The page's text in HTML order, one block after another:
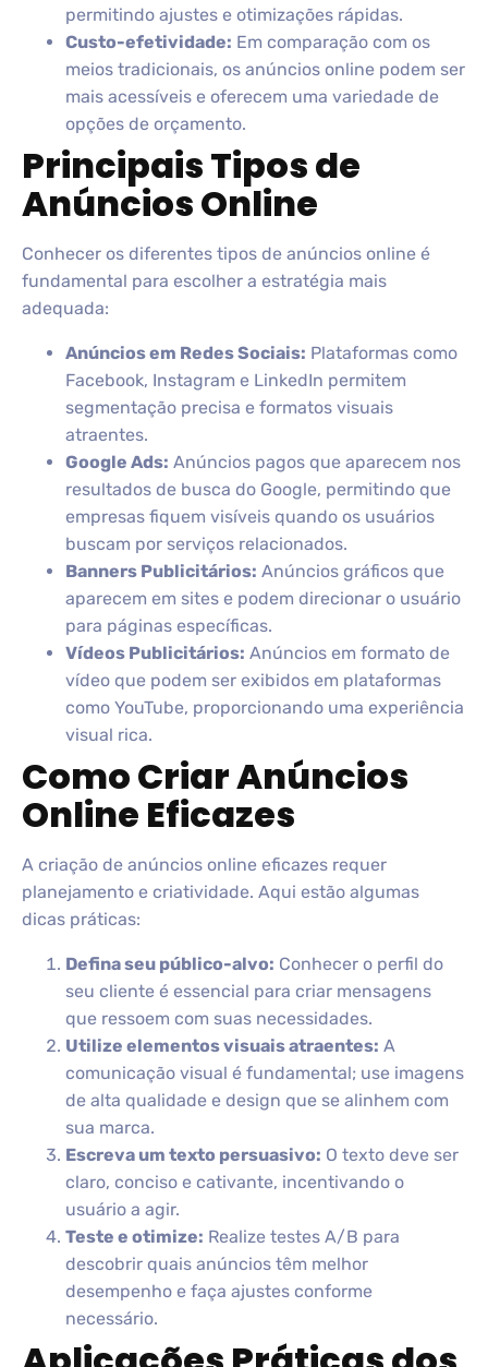
permitindo ajustes e otimizações rápidas.
Custo-efetividade: Em comparação com os
meios tradicionais, os anúncios online podem ser
mais acessíveis e oferecem uma variedade de
opções de orçamento.
Principais Tipos de
Anúncios Online
Conhecer os diferentes tipos de anúncios online é
fundamental para escolher a estratégia mais
adequada:
Anúncios em Redes Sociais: Plataformas como
Facebook, Instagram e LinkedIn permitem
segmentação precisa e formatos visuais
atraentes.
Google Ads: Anúncios pagos que aparecem nos
resultados de busca do Google, permitindo que
empresas fiquem visíveis quando os usuários
buscam por serviços relacionados.
Banners Publicitários: Anúncios gráficos que
aparecem em sites e podem direcionar o usuário
para páginas específicas.
Vídeos Publicitários: Anúncios em formato de
vídeo que podem ser exibidos em plataformas
como YouTube, proporcionando uma experiência
visual rica.
Como Criar Anúncios
Online Eficazes
A criação de anúncios online eficazes requer
planejamento e criatividade. Aqui estão algumas
dicas práticas:
Defina seu público-alvo: Conhecer o perfil do
seu cliente é essencial para criar mensagens
que ressoem com suas necessidades.
Utilize elementos visuais atraentes: A
comunicação visual é fundamental; use imagens
de alta qualidade e design que se alinhem com
sua marca.
Escreva um texto persuasivo: O texto deve ser
claro, conciso e cativante, incentivando o
usuário a agir.
Teste e otimize: Realize testes A/B para
descobrir quais anúncios têm melhor
desempenho e faça ajustes conforme
necessário.